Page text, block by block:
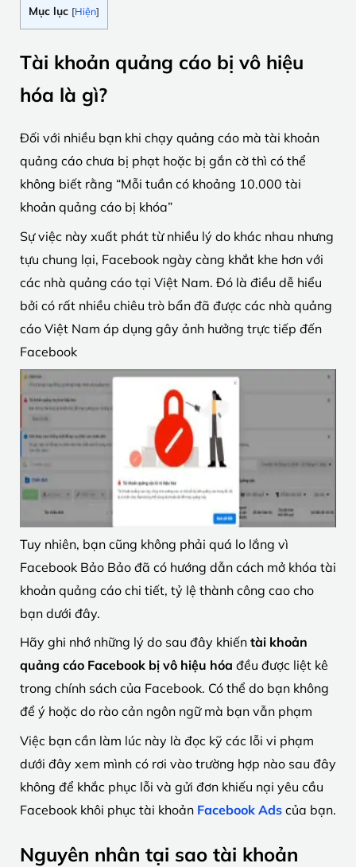
Mục lục [Hiện]
Tài khoản quảng cáo bị vô hiệu
hóa là gì?
Đối với nhiều bạn khi chạy quảng cáo mà tài khoản
quảng cáo chưa bị phạt hoặc bị gắn cờ thì có thể
không biết rằng “Mỗi tuần có khoảng 10.000 tài
khoản quảng cáo bị khóa”
Sự việc này xuất phát từ nhiều lý do khác nhau nhưng
tựu chung lại, Facebook ngày càng khắt khe hơn với
các nhà quảng cáo tại Việt Nam. Đó là điều dễ hiểu
bởi có rất nhiều chiêu trò bẩn đã được các nhà quảng
cáo Việt Nam áp dụng gây ảnh hưởng trực tiếp đến
Facebook
Tuy nhiên, bạn cũng không phải quá lo lắng vì
Facebook Bảo Bảo đã có hướng dẫn cách mở khóa tài
khoản quảng cáo chi tiết, tỷ lệ thành công cao cho
bạn dưới đây.
Hãy ghi nhớ những lý do sau đây khiến tài khoản
quảng cáo Facebook bị vô hiệu hóa đều được liệt kê
trong chính sách của Facebook. Có thể do bạn không
để ý hoặc do rào cản ngôn ngữ mà bạn vẫn phạm
Việc bạn cần làm lúc này là đọc kỹ các lỗi vi phạm
dưới đây xem mình có rơi vào trường hợp nào sau đây
không để khắc phục lỗi và gửi đơn khiếu nại yêu cầu
Facebook khôi phục tài khoản Facebook Ads của bạn.
Nguyên nhân tại sao tài khoản